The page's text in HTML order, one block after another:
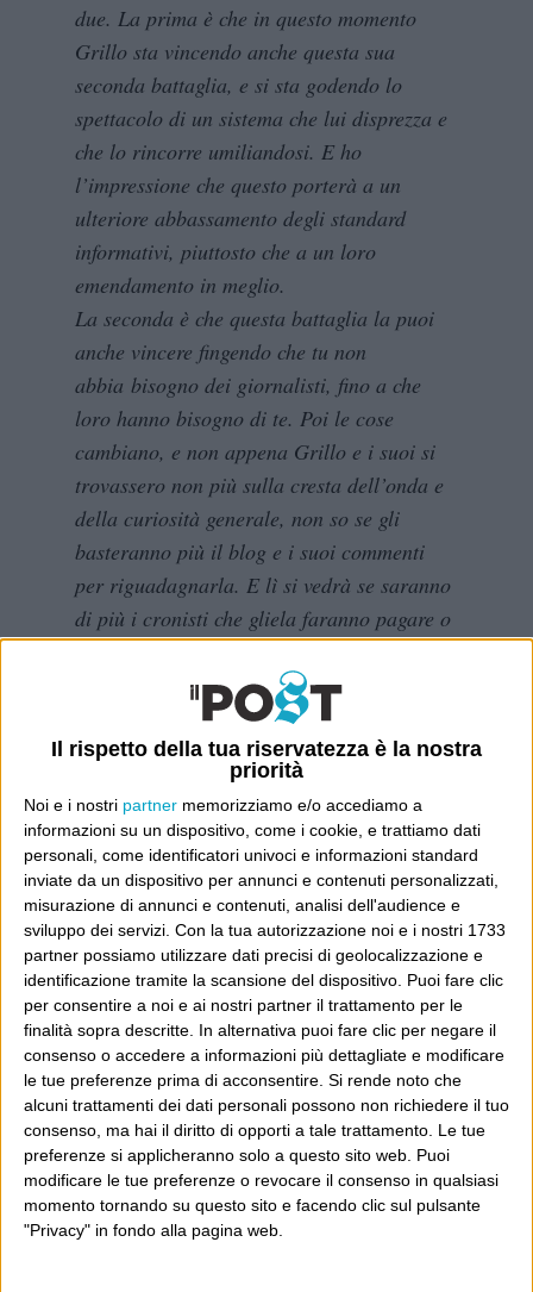
Il rispetto della tua riservatezza è la nostra
priorità
Noi e i nostri partner memorizziamo e/o accediamo a
informazioni su un dispositivo, come i cookie, e trattiamo dati
personali, come identificatori univoci e informazioni standard
inviate da un dispositivo per annunci e contenuti personalizzati,
misurazione di annunci e contenuti, analisi dell'audience e
sviluppo dei servizi. Con la tua autorizzazione noi e i nostri 1733
partner possiamo utilizzare dati precisi di geolocalizzazione e
identificazione tramite la scansione del dispositivo. Puoi fare clic
per consentire a noi e ai nostri partner il trattamento per le
finalità sopra descritte. In alternativa puoi fare clic per negare il
consenso o accedere a informazioni più dettagliate e modificare
le tue preferenze prima di acconsentire. Si rende noto che
alcuni trattamenti dei dati personali possono non richiedere il tuo
consenso, ma hai il diritto di opporti a tale trattamento. Le tue
preferenze si applicheranno solo a questo sito web. Puoi
modificare le tue preferenze o revocare il consenso in qualsiasi
momento tornando su questo sito e facendo clic sul pulsante
"Privacy" in fondo alla pagina web.
due. La prima è che in questo momento
Grillo sta vincendo anche questa sua
seconda battaglia, e si sta godendo lo
spettacolo di un sistema che lui disprezza e
che lo rincorre umiliandosi. E ho
l’impressione che questo porterà a un
ulteriore abbassamento degli standard
informativi, piuttosto che a un loro
emendamento in meglio.
La seconda è che questa battaglia la puoi
anche vincere fingendo che tu non
abbia bisogno dei giornalisti, fino a che
loro hanno bisogno di te. Poi le cose
cambiano, e non appena Grillo e i suoi si
trovassero non più sulla cresta dell’onda e
della curiosità generale, non so se gli
basteranno più il blog e i suoi commenti
per riguadagnarla. E lì si vedrà se saranno
di più i cronisti che gliela faranno pagare o
cambio di un insulto all’ultimo dei
montiani, una capriola, il verso dell’orso, o
che so io.
Io continuo a pensare che alla fine i
giornalisti vincono sempre, e che se
vogliono migliorare il modo in cui fanno il
loro lavoro ci devono pensare da soli.
Dove sei?
Wittgenstein è il blog di Luca Sofri, il fondatore e
direttore editoriale del giornale online il Post. Forse
sei qui perché conosci già il Post, o forse sei
capitato qui per altri giri.
In questo secondo caso, e se Wittgenstein ti piace,